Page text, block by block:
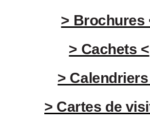
> Brochures
> Cachets <
>
> Cartes de